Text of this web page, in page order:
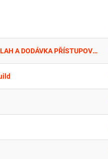
&quot;EISLEROVA KOLEJ – VÝMĚNA KOMPLETNÍ ELEKTROINSTALACE, REKONSTRUKCE PODLAH A DODÁVKA PŘÍSTUPOVÉHO SYSTÉMU a THALEROVA KOLEJ - REKONSTRUKCE PODLAH, PROTIPOŽÁRNÍCH DVEŘÍ, DODÁVKA PŘÍSTUPOVÉHO SYSTÉMU – přístupový systém&quot;